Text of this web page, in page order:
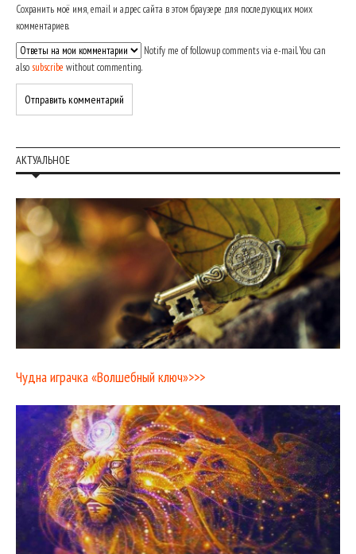
Сохранить моё имя, email и адрес сайта в этом браузере для последующих моих
комментариев.
Notify me of followup comments via e-mail. You can
also subscribe without commenting.
АКТУАЛЬНОЕ
Чудна играчка «Волшебный ключ»>>>